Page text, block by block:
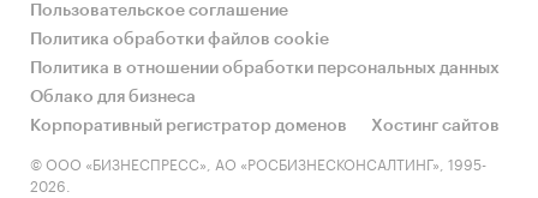
Пользовательское соглашение
Политика обработки файлов cookie
Политика в отношении обработки персональных данных
Облако для бизнеса
Корпоративный регистратор доменов
Хостинг сайтов
© ООО «БИЗНЕСПРЕСС», АО «РОСБИЗНЕСКОНСАЛТИНГ», 1995-
2026.